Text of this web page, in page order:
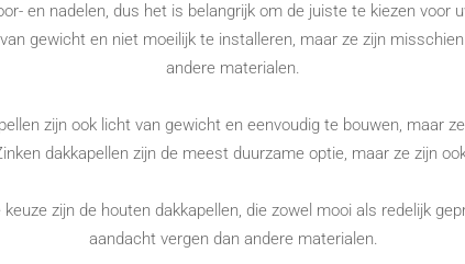
en nadelen, dus het is belangrijk om de juiste te kiezen voor
gewicht en niet moeilijk te installeren, maar ze zijn
andere materialen.
zijn ook licht van gewicht en eenvoudig te bouwen, maar
dakkapellen zijn de meest duurzame optie, maar ze zijn
zijn de houten dakkapellen, die zowel mooi als redelijk
aandacht vergen dan andere materialen.